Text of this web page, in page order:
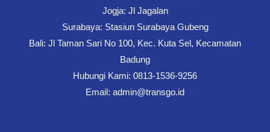
Jogja: Jl Jagalan
Surabaya: Stasiun Surabaya Gubeng
Bali: Jl Taman Sari No 100, Kec. Kuta Sel, Kecamatan
Badung
Hubungi Kami: 0813-1536-9256
Email: admin@transgo.id